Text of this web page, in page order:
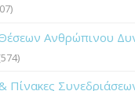
Ανθρώπινου
Πίνακες